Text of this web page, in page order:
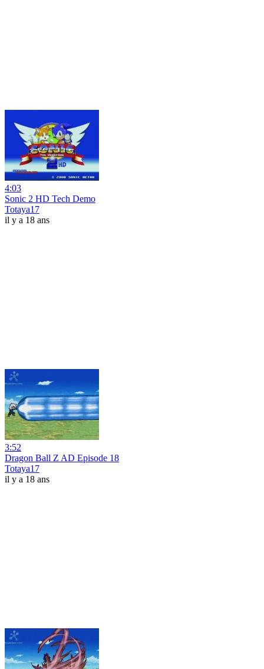
4:03
Sonic 2 HD Tech Demo
Totaya17
il y a 18 ans
3:52
Dragon Ball Z AD Episode 18
Totaya17
il y a 18 ans